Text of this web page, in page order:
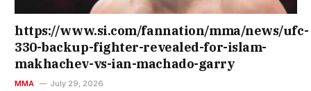
https://www.si.com/fannation/mma/news/ufc-
330-backup-fighter-revealed-for-islam-
makhachev-vs-ian-machado-garry
MMA July 29, 2026